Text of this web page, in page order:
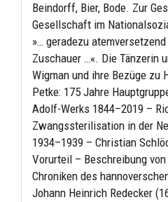
Beindorff, Bier, Bode. Zur
Gesellschaft im
»… geradezu
Zuschauer …«. Die Tänzerin
Wigman und ihre Bezüge zu
Petke: 175 Jahre
Adolf-Werks 1844–2019 –
Zwangssterilisation in der
1934–1939 – Christian
Vorurteil – Beschreibung
Chroniken des
Johann Heinrich Redecker